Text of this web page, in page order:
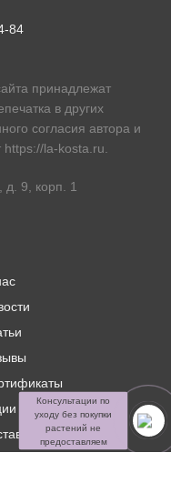
84
принадлежат
в других
согласия автора и
https://la-kosta.ru
д. 9, корп. 1
и скидки
и оплата
Консультации по
уходу без покупки
растений не
предоставляем